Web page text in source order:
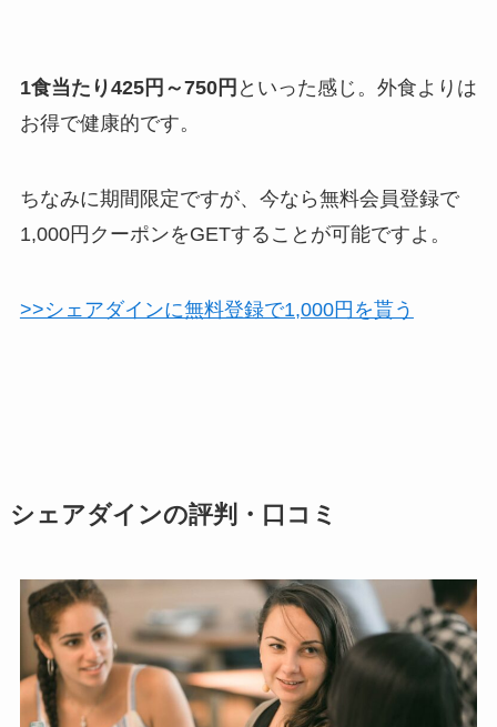
1食当たり425円～750円 といった感じ。外食よりは
お得で健康的です。
ちなみに期間限定ですが、今なら無料会員登録で
1,000円クーポンをGETすることが可能ですよ。
>>シェアダインに無料登録で1,000円を貰う
シェアダインの評判・口コミ